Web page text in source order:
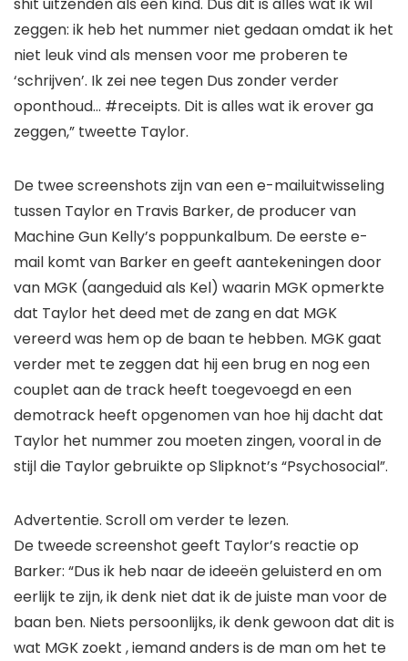
zeggen: ik heb het nummer niet gedaan omdat ik het
niet leuk vind als mensen voor me proberen te
‘schrijven’. Ik zei nee tegen Dus zonder verder
oponthoud… #receipts. Dit is alles wat ik erover ga
zeggen,” tweette Taylor.
De twee screenshots zijn van een e-mailuitwisseling
tussen Taylor en Travis Barker, de producer van
Machine Gun Kelly’s poppunkalbum. De eerste e-
mail komt van Barker en geeft aantekeningen door
van MGK (aangeduid als Kel) waarin MGK opmerkte
dat Taylor het deed met de zang en dat MGK
vereerd was hem op de baan te hebben. MGK gaat
verder met te zeggen dat hij een brug en nog een
couplet aan de track heeft toegevoegd en een
demotrack heeft opgenomen van hoe hij dacht dat
Taylor het nummer zou moeten zingen, vooral in de
stijl die Taylor gebruikte op Slipknot’s “Psychosocial”.
Advertentie. Scroll om verder te lezen.
De tweede screenshot geeft Taylor’s reactie op
Barker: “Dus ik heb naar de ideeën geluisterd en om
eerlijk te zijn, ik denk niet dat ik de juiste man voor de
baan ben. Niets persoonlijks, ik denk gewoon dat dit is
wat MGK zoekt , iemand anders is de man om het te